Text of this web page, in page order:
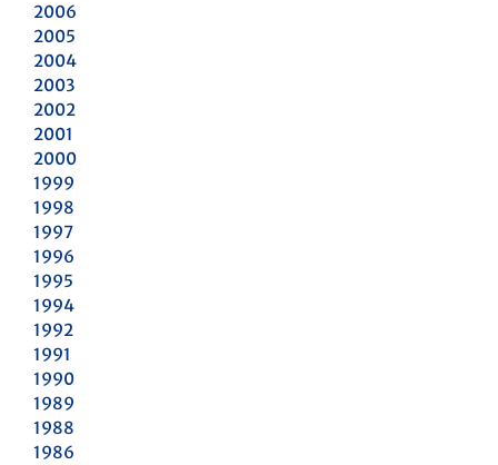
2006
2005
2004
2003
2002
2001
2000
1999
1998
1997
1996
1995
1994
1992
1991
1990
1989
1988
1986